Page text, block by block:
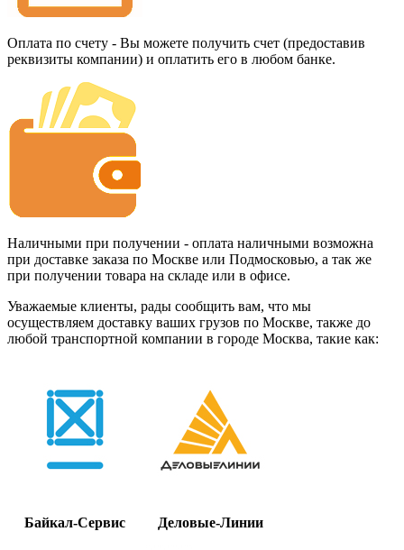
Оплата по счету - Вы можете получить счет (предоставив
реквизиты компании) и оплатить его в любом банке.
Наличными при получении - оплата наличными возможна
при доставке заказа по Москве или Подмосковью, а так же
при получении товара на складе или в офисе.
Уважаемые клиенты, рады сообщить вам, что мы
осуществляем доставку ваших грузов по Москве, также до
любой транспортной компании в городе Москва, такие как:
Байкал-Сервис Деловые-Линии